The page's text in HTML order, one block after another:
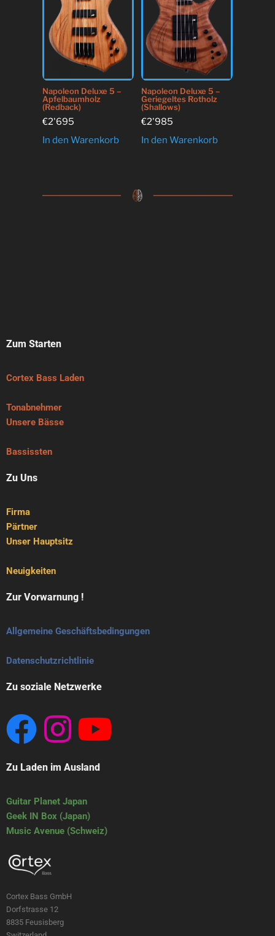
Napoleon Deluxe 5 –
Apfelbaumholz
(Redback)
€2'695
In den Warenkorb
Napoleon Deluxe 5 –
Geriegeltes Rotholz
(Shallows)
€2'985
In den Warenkorb
Zum Starten
Cortex Bass Laden
Tonabnehmer
Unsere Bässe
Bassissten
Zu Uns
Firma
Pärtner
Unser Hauptsitz
Neuigkeiten
Zur Vorwarnung !
Allgemeine Geschäftsbedingungen
Datenschutzrichtlinie
Zu soziale Netzwerke
Zu Laden im Ausland
Guitar Planet Japan
Geek IN Box (Japan)
Music Avenue (Schweiz)
Cortex Bass GmbH
Dorfstrasse 12
8835 Feusisberg